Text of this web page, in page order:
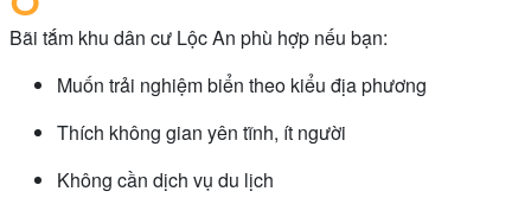
Bãi tắm khu dân cư Lộc An phù hợp nếu bạn:
Muốn trải nghiệm biển theo kiểu địa phương
Thích không gian yên tĩnh, ít người
Không cần dịch vụ du lịch